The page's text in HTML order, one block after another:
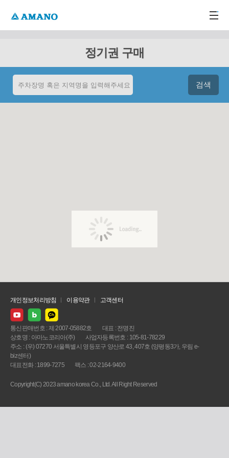
정기권 구매
개인정보처리방침 이용약관 고객센터
통신판매번호 : 제 2007-05882호
대표 : 전명진
상호명 : 아마노코리아(주)
사업자등록번호 : 105-81-78229
주소 : (우) 07270 서울특별시 영등포구 양산로 43, 407호 (양평동3가, 우림 e-
biz센터)
대표전화 : 1899-7275
팩스 : 02-2164-9400
Copyright(C) 2023 amano korea Co., Ltd. All Right Reserved